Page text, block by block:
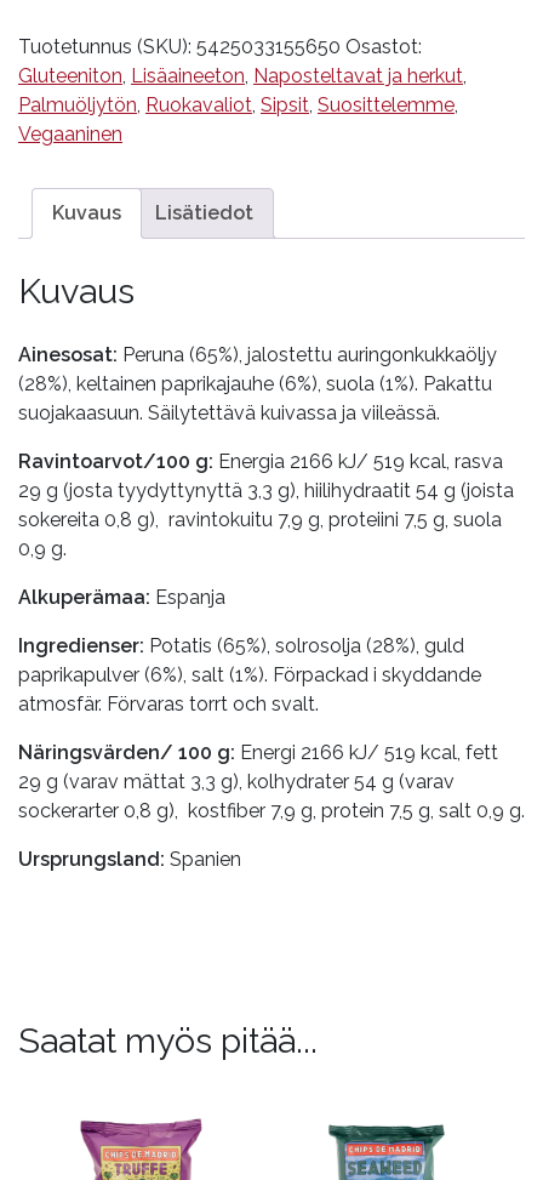
125
g
määrä
Tuotetunnus (SKU): 5425033155650 Osastot:
Gluteeniton, Lisäaineeton, Naposteltavat ja herkut,
Palmuöljytön, Ruokavaliot, Sipsit, Suosittelemme,
Vegaaninen
Kuvaus Lisätiedot
Kuvaus
Ainesosat: Peruna (65%), jalostettu auringonkukkaöljy
(28%), keltainen paprikajauhe (6%), suola (1%). Pakattu
suojakaasuun. Säilytettävä kuivassa ja viileässä.
Ravintoarvot/100 g: Energia 2166 kJ/ 519 kcal, rasva
29 g (josta tyydyttynyttä 3,3 g), hiilihydraatit 54 g (joista
sokereita 0,8 g), ravintokuitu 7,9 g, proteiini 7,5 g, suola
0,9 g.
Alkuperämaa: Espanja
Ingredienser: Potatis (65%), solrosolja (28%), guld
paprikapulver (6%), salt (1%). Förpackad i skyddande
atmosfär. Förvaras torrt och svalt.
Näringsvärden/ 100 g: Energi 2166 kJ/ 519 kcal, fett
29 g (varav mättat 3,3 g), kolhydrater 54 g (varav
sockerarter 0,8 g), kostfiber 7,9 g, protein 7,5 g, salt 0,9 g.
Ursprungsland: Spanien
Saatat myös pitää...